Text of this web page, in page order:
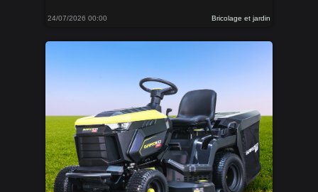
24/07/2026 00:00 Bricolage et jardin